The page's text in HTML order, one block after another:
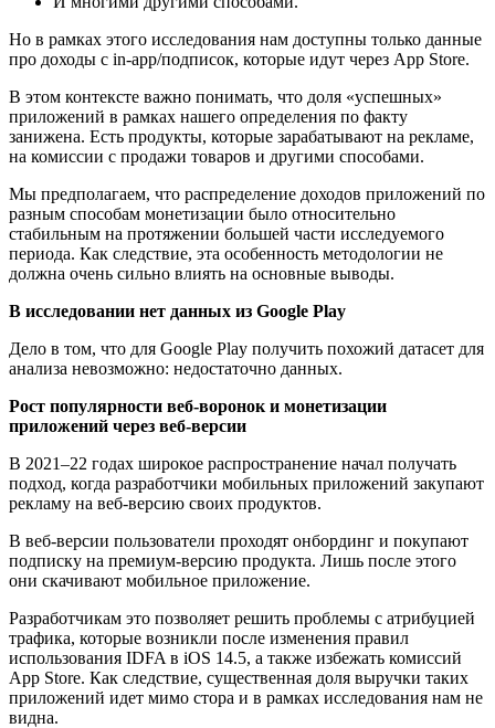
Но в рамках этого исследования нам доступны только данные
про доходы с in-app/подписок, которые идут через App Store.
В этом контексте важно понимать, что доля «успешных»
приложений в рамках нашего определения по факту
занижена. Есть продукты, которые зарабатывают на рекламе,
на комиссии с продажи товаров и другими способами.
Мы предполагаем, что распределение доходов приложений по
разным способам монетизации было относительно
стабильным на протяжении большей части исследуемого
периода. Как следствие, эта особенность методологии не
должна очень сильно влиять на основные выводы.
В исследовании нет данных из Google Play
Дело в том, что для Google Play получить похожий датасет для
анализа невозможно: недостаточно данных.
Рост популярности веб-воронок и монетизации
приложений через веб-версии
В 2021–22 годах широкое распространение начал получать
подход, когда разработчики мобильных приложений закупают
рекламу на веб-версию своих продуктов.
В веб-версии пользователи проходят онбординг и покупают
подписку на премиум-версию продукта. Лишь после этого
они скачивают мобильное приложение.
Разработчикам это позволяет решить проблемы с атрибуцией
трафика, которые возникли после изменения правил
использования IDFA в iOS 14.5, а также избежать комиссий
App Store. Как следствие, существенная доля выручки таких
приложений идет мимо стора и в рамках исследования нам не
видна.